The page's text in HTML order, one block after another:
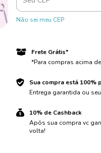
Não sei meu CEP
Frete Grátis*
*Para compras acima
Sua compra está 100%
Entrega garantida ou
10% de Cashback
Após sua compra vc
volta!